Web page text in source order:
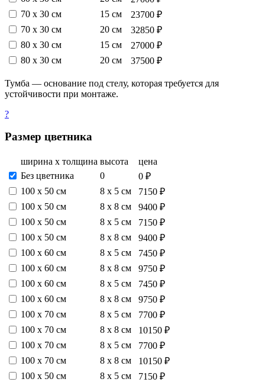
70 х 30 см
15 см
23700 ₽
70 х 30 см
20 см
32850 ₽
80 х 30 см
15 см
27000 ₽
80 х 30 см
20 см 37500 ₽
Тумба — основание под стелу, которая требуется для
устойчивости при монтаже.
?
Размер цветника
ширина х толщина высота
цена
Без цветника
0
0 ₽
100 х 50 см
8 х 5 см
7150 ₽
100 х 50 см
8 х 8 см
9400 ₽
100 х 50 см
8 х 5 см
7150 ₽
100 х 50 см
8 х 8 см
9400 ₽
100 х 60 см
8 х 5 см
7450 ₽
100 х 60 см
8 х 8 см
9750 ₽
100 х 60 см
8 х 5 см
7450 ₽
100 х 60 см
8 х 8 см
9750 ₽
100 х 70 см
8 х 5 см
7700 ₽
100 х 70 см
8 х 8 см
10150 ₽
100 х 70 см
8 х 5 см
7700 ₽
100 х 70 см
8 х 8 см
10150 ₽
100 х 50 см
8 х 5 см
7150 ₽